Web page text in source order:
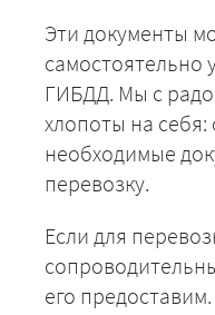
Эти документы
самостоятельно
ГИБДД. Мы с
хлопоты на
необходимые
перевозку.
Если для
его